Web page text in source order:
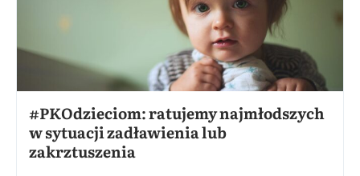
#PKOdzieciom: ratujemy najmłodszych
w sytuacji zadławienia lub
zakrztuszenia